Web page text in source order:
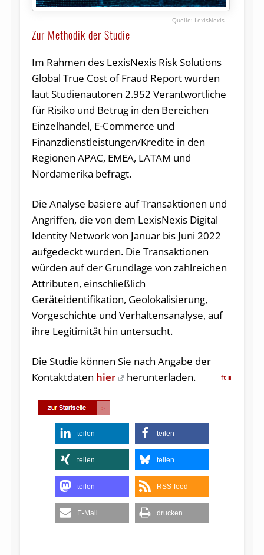
LexisNexis
Zur Methodik der Studie
Im Rahmen des LexisNexis Risk Solutions
Global True Cost of Fraud Report wurden
laut Studienautoren 2.952 Verantwortliche
für Risiko und Betrug in den Bereichen
Einzelhandel, E-Commerce und
Finanzdienstleistungen/Kredite in den
Regionen APAC, EMEA, LATAM und
Nordamerika befragt.
Die Analyse basiere auf Transaktionen und
Angriffen, die von dem LexisNexis Digital
Identity Network von Januar bis Juni 2022
aufgedeckt wurden. Die Transaktionen
würden auf der Grundlage von zahlreichen
Attributen, einschließlich
Geräteidentifikation, Geolokalisierung,
Vorgeschichte und Verhaltensanalyse, auf
ihre Legitimität hin untersucht.
Die Studie können Sie nach Angabe der
Kontaktdaten hier herunterladen. ft
teilen teilen
teilen teilen
teilen RSS-feed
E-Mail drucken